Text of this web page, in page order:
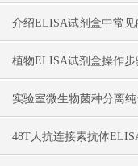
程
介绍ELISA试剂盒中常见
底物
植物ELISA试剂盒操作
意事项
实验室微生物菌种分离
48T人抗连接素抗体